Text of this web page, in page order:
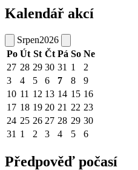
Kalendář akcí
Srpen2026
Po Út St Čt Pá So Ne
27 28 29 30 31 1
2
3
4 5 6 7 8
9
10 11 12 13 14 15 16
17 18 19 20 21 22 23
24 25 26 27 28 29 30
31 1 2 3 4 5 6
Předpověď počasí